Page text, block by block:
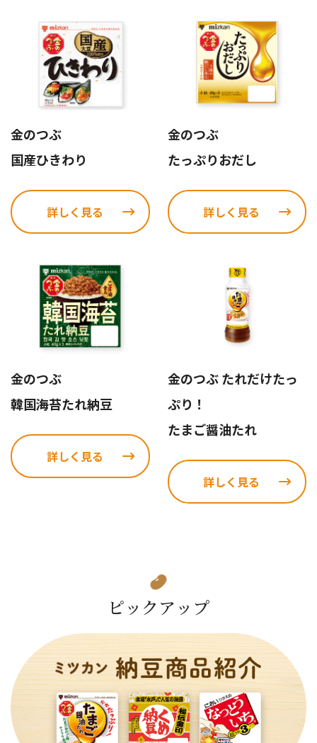
金のつぶ
国産ひきわり
詳しく見る
金のつぶ
たっぷりおだし
詳しく見る
金のつぶ
韓国海苔たれ納豆
詳しく見る
金のつぶ たれだけたっ
ぷり！
たまご醤油たれ
詳しく見る
ピックアップ